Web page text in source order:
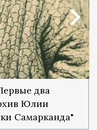
два
Юлии
Самарканда"